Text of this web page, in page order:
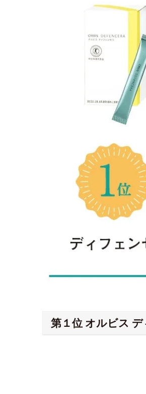
第１位 オルビス